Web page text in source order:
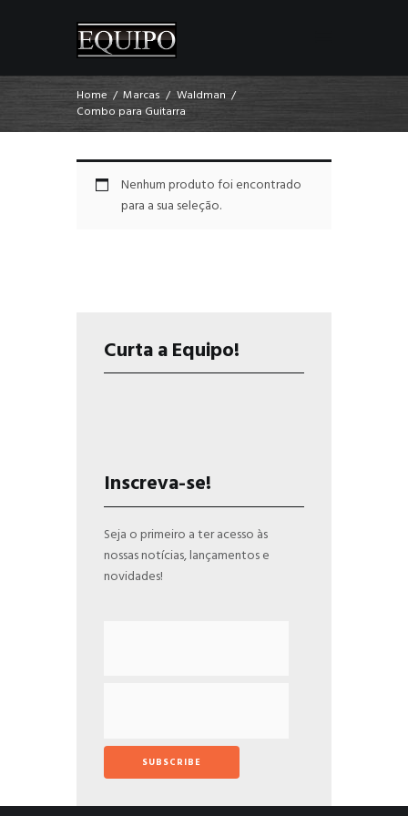
Home Marcas
Waldman
Combo para Guitarra
Nenhum produto foi encontrado
para a sua seleção.
Curta a Equipo!
Inscreva-se!
Seja o primeiro a ter acesso às
nossas notícias, lançamentos e
novidades!